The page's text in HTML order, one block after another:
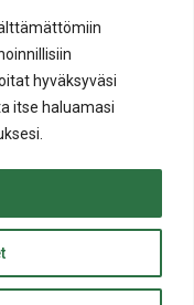
hyväksyväsi
itse haluamasi
ylös